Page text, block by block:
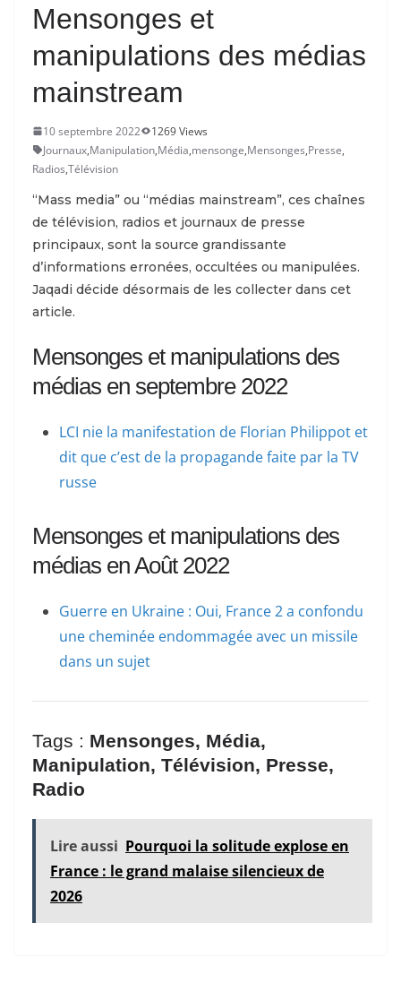
Mensonges et
manipulations des médias
mainstream
10 septembre 2022
1269 Views
Journaux,Manipulation,Média,mensonge,Mensonges,Presse,
Radios,Télévision
“Mass media” ou “médias mainstream”, ces chaînes
de télévision, radios et journaux de presse
principaux, sont la source grandissante
d’informations erronées, occultées ou manipulées.
Jaqadi décide désormais de les collecter dans cet
article.
Mensonges et manipulations des
médias en septembre 2022
LCI nie la manifestation de Florian Philippot et
dit que c’est de la propagande faite par la TV
russe
Mensonges et manipulations des
médias en Août 2022
Guerre en Ukraine : Oui, France 2 a confondu
une cheminée endommagée avec un missile
dans un sujet
Tags : Mensonges, Média,
Manipulation, Télévision, Presse,
Radio
Lire aussi Pourquoi la solitude explose en
France : le grand malaise silencieux de
2026